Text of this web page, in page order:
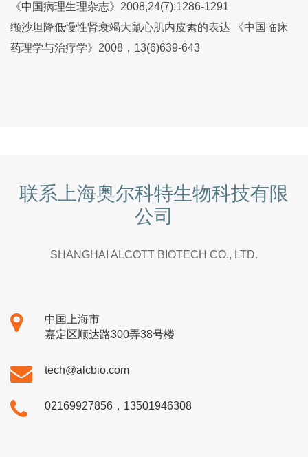
《中国病理生理杂志》2008,24(7):1286-1291
缬沙坦降低慢性肾衰竭大鼠心肌内皮素的表达 《中国临床
药理学与治疗学》2008，13(6)639-643
联系上海奥尔科特生物科技有限
公司
SHANGHAI ALCOTT BIOTECH CO., LTD.
中国上海市
嘉定区顺达路300弄38号楼
tech@alcbio.com
02169927856，13501946308